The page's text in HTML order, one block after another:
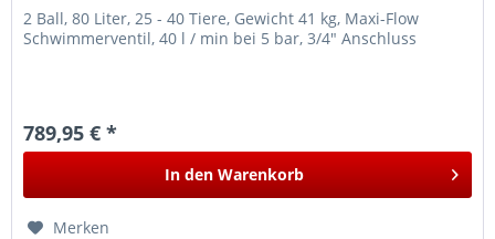
2 Ball, 80 Liter, 25 - 40 Tiere, Gewicht 41 kg, Maxi-Flow
Schwimmerventil, 40 l / min bei 5 bar, 3/4" Anschluss
789,95 € *
In den Warenkorb
Merken